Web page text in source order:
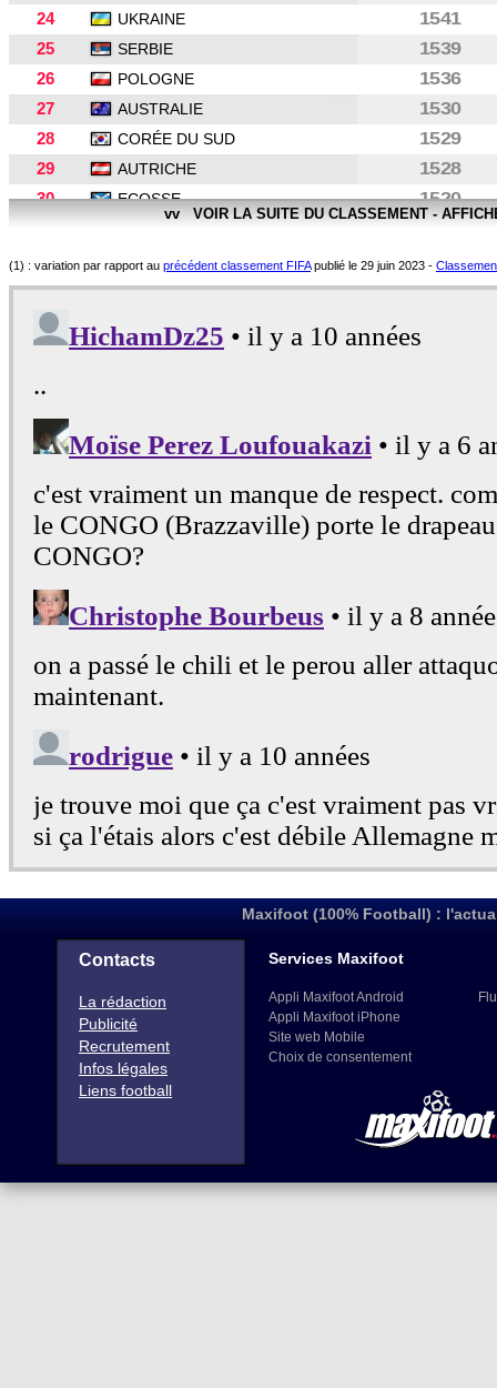
24
UKRAINE
1541
25
SERBIE
1539
26
POLOGNE
1536
27
AUSTRALIE
1530
28
CORÉE DU SUD
1529
29
AUTRICHE
1528
30
ECOSSE
1520
32
CHILI
1511
33
ALGERIE
1511
34
35
PAYS DE GALLES
1506
38
RUSSIE
1495
40
EQUATEUR
1486
41
TURQUIE
1484
42
CAMEROUN
43
44
NORVEGE
1458
46
COSTA RICA
1453
47
SLOVAQUIE
48
49
PARAGUAY
50
GRECE
1441
51
MALI
1438
ARABIE SAOUDITE
1421
VENEZUELA
JAMAIQUE
QATAR
GHANA
1391
1391
63
AFRIQUE DU SUD
1368
vv VOIR LA SUITE DU CLASSEMENT -
(1) : variation par rapport au précédent classement FIFApublié le 29 juin 2023 -
Maxifoot (100% Football) :
Contacts
La rédaction
Publicité
Recrutement
Infos légales
Liens football
Services Maxifoot
Appli Maxifoot Android
Appli Maxifoot iPhone
Site web Mobile
Choix de consentement